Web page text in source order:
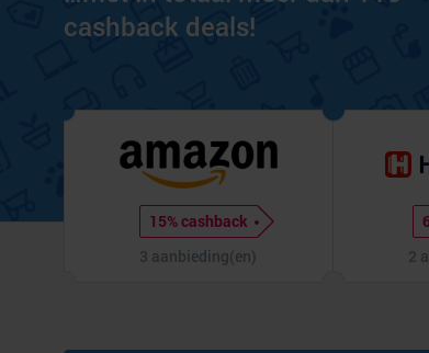
cashback deals!
15% cashback
3 aanbieding(en)
2